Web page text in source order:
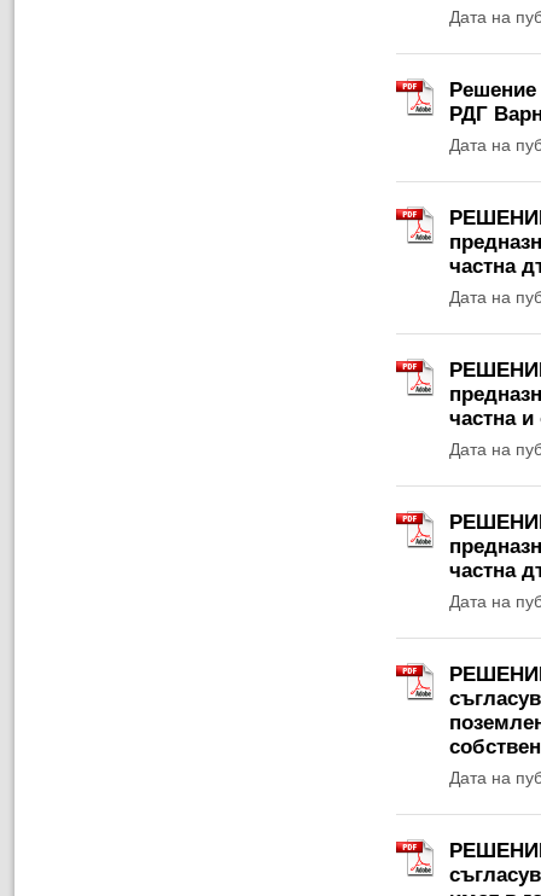
Дата на
Решение
РДГ
Дата на
частна
Дата на
РЕШЕНИЕ
частна
Дата на
РЕШЕНИЕ
частна
Дата на
РЕШЕНИЕ
Дата на
РЕШЕНИЕ